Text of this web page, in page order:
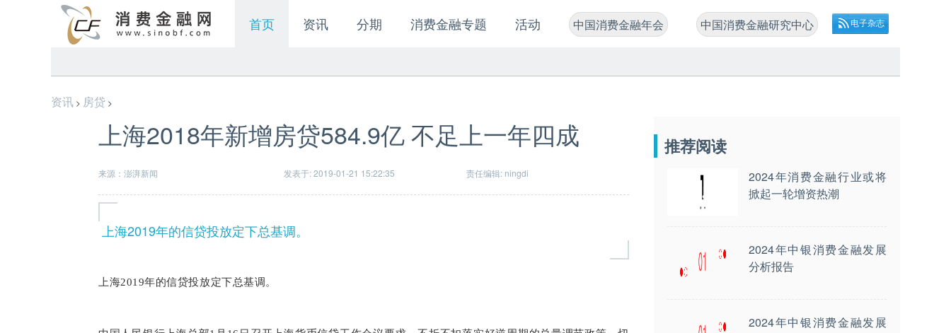
首页 资讯 分期 消费金融专题 活动 电子杂志
中国消费金融研究中心
中国消费金融年会
资讯 > 房贷 >
上海2018年新增房贷584.9亿 不足上一年四成
来源：澎湃新闻 发表于: 2019-01-21 15:22:35 责任编辑: ningdi
上海2019年的信贷投放定下总基调。
上海2019年的信贷投放定下总基调。
推荐阅读
2024年消费金融行业或将
掀起一轮增资热潮
2024年中银消费金融发展
分析报告
2024年中银消费金融发展